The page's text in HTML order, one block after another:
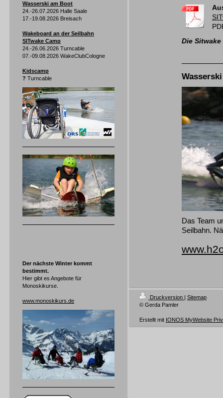
Wasserski am Boot
24.-26.07.2026 Halle Saale
17.-19.08.2026 Breisach
Wakeboard an der Seilbahn
SITwake Camp
24.-26.06.2026 Turncable
07.-09.08.2026 WakeClubCologne
Kidscamp
? Turncable
Der nächste Winter kommt
bestimmt.
Hier gibt es Angebote für
Monoskikurse.
www.monoskikurs.de
Die
Das Team
Seilbahn.
Druckversion | Sitemap
© Gerda Pamler
Erstellt mit IONOS MyWebsite